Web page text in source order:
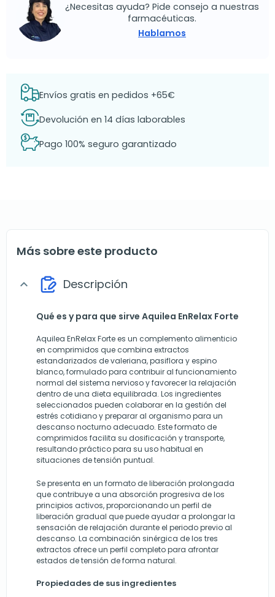
¿Necesitas ayuda? Pide consejo a nuestras
farmacéuticas.
Hablamos
Envíos gratis en pedidos +65€
Devolución en 14 días laborables
Pago 100% seguro garantizado
Más sobre este producto
expand_more Descripción
Qué es y para que sirve Aquilea EnRelax Forte
Aquilea EnRelax Forte es un complemento alimenticio
en comprimidos que combina extractos
estandarizados de valeriana, pasiflora y espino
blanco, formulado para contribuir al funcionamiento
normal del sistema nervioso y favorecer la relajación
dentro de una dieta equilibrada. Los ingredientes
seleccionados pueden colaborar en la gestión del
estrés cotidiano y preparar al organismo para un
descanso nocturno adecuado. Este formato de
comprimidos facilita su dosificación y transporte,
resultando práctico para su uso habitual en
situaciones de tensión puntual.
Se presenta en un formato de liberación prolongada
que contribuye a una absorción progresiva de los
principios activos, proporcionando un perfil de
liberación gradual que puede ayudar a prolongar la
sensación de relajación durante el periodo previo al
descanso. La combinación sinérgica de los tres
extractos ofrece un perfil completo para afrontar
estados de tensión de forma natural.
Propiedades de sus ingredientes